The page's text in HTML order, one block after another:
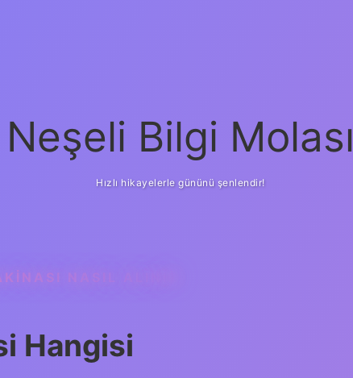
Neşeli Bilgi Molası
Hızlı hikayelerle gününü şenlendir!
NASIL ALINIR
Hangisi